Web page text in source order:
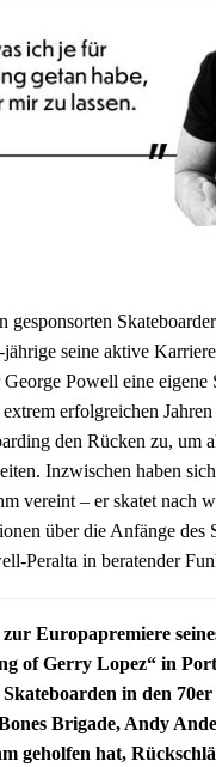
gesponsorten
jährige seine aktive
Powell eine eigene
erfolgreichen
den Rücken zu, um
Inzwischen haben
vereint – er skatet nach
über die Anfänge des
Peralta in beratender
Europapremiere
of Gerry Lopez“ in
in den
Brigade, Andy
geholfen hat,